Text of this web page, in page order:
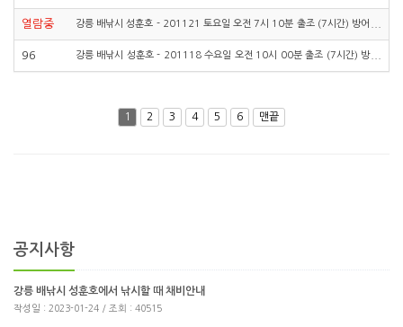
삼치낚시 고등어낚시 락피싱 …
열람중
강릉 배낚시 성훈호 - 201121 토요일 오전 7시 10분 출조 (7시간) 방어
낚시, 대삼치낚시, 고등어낚…
96
강릉 배낚시 성훈호 - 201118 수요일 오전 10시 00분 출조 (7시간) 방
어낚시, 대삼치낚시, 고등어…
1 2 3 4 5 6 맨끝
공지사항
강릉 배낚시 성훈호에서 낚시할 때 채비안내
작성일 : 2023-01-24 / 조회 : 40515